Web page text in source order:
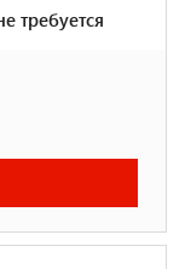
требуется